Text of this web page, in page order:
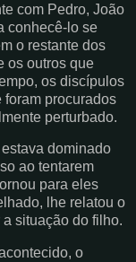
com Pedro, João
conhecê-lo se
o restante dos
os outros que
os discípulos
foram procurados
perturbado.
dominado
ao tentarem
para eles
lhe relatou o
situação do filho.
o